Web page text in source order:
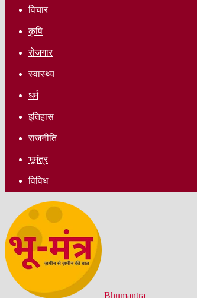
विचार
कृषि
रोजगार
स्वास्थ्य
धर्म
इतिहास
राजनीति
भूमंत्र
विविध
Bhumantra